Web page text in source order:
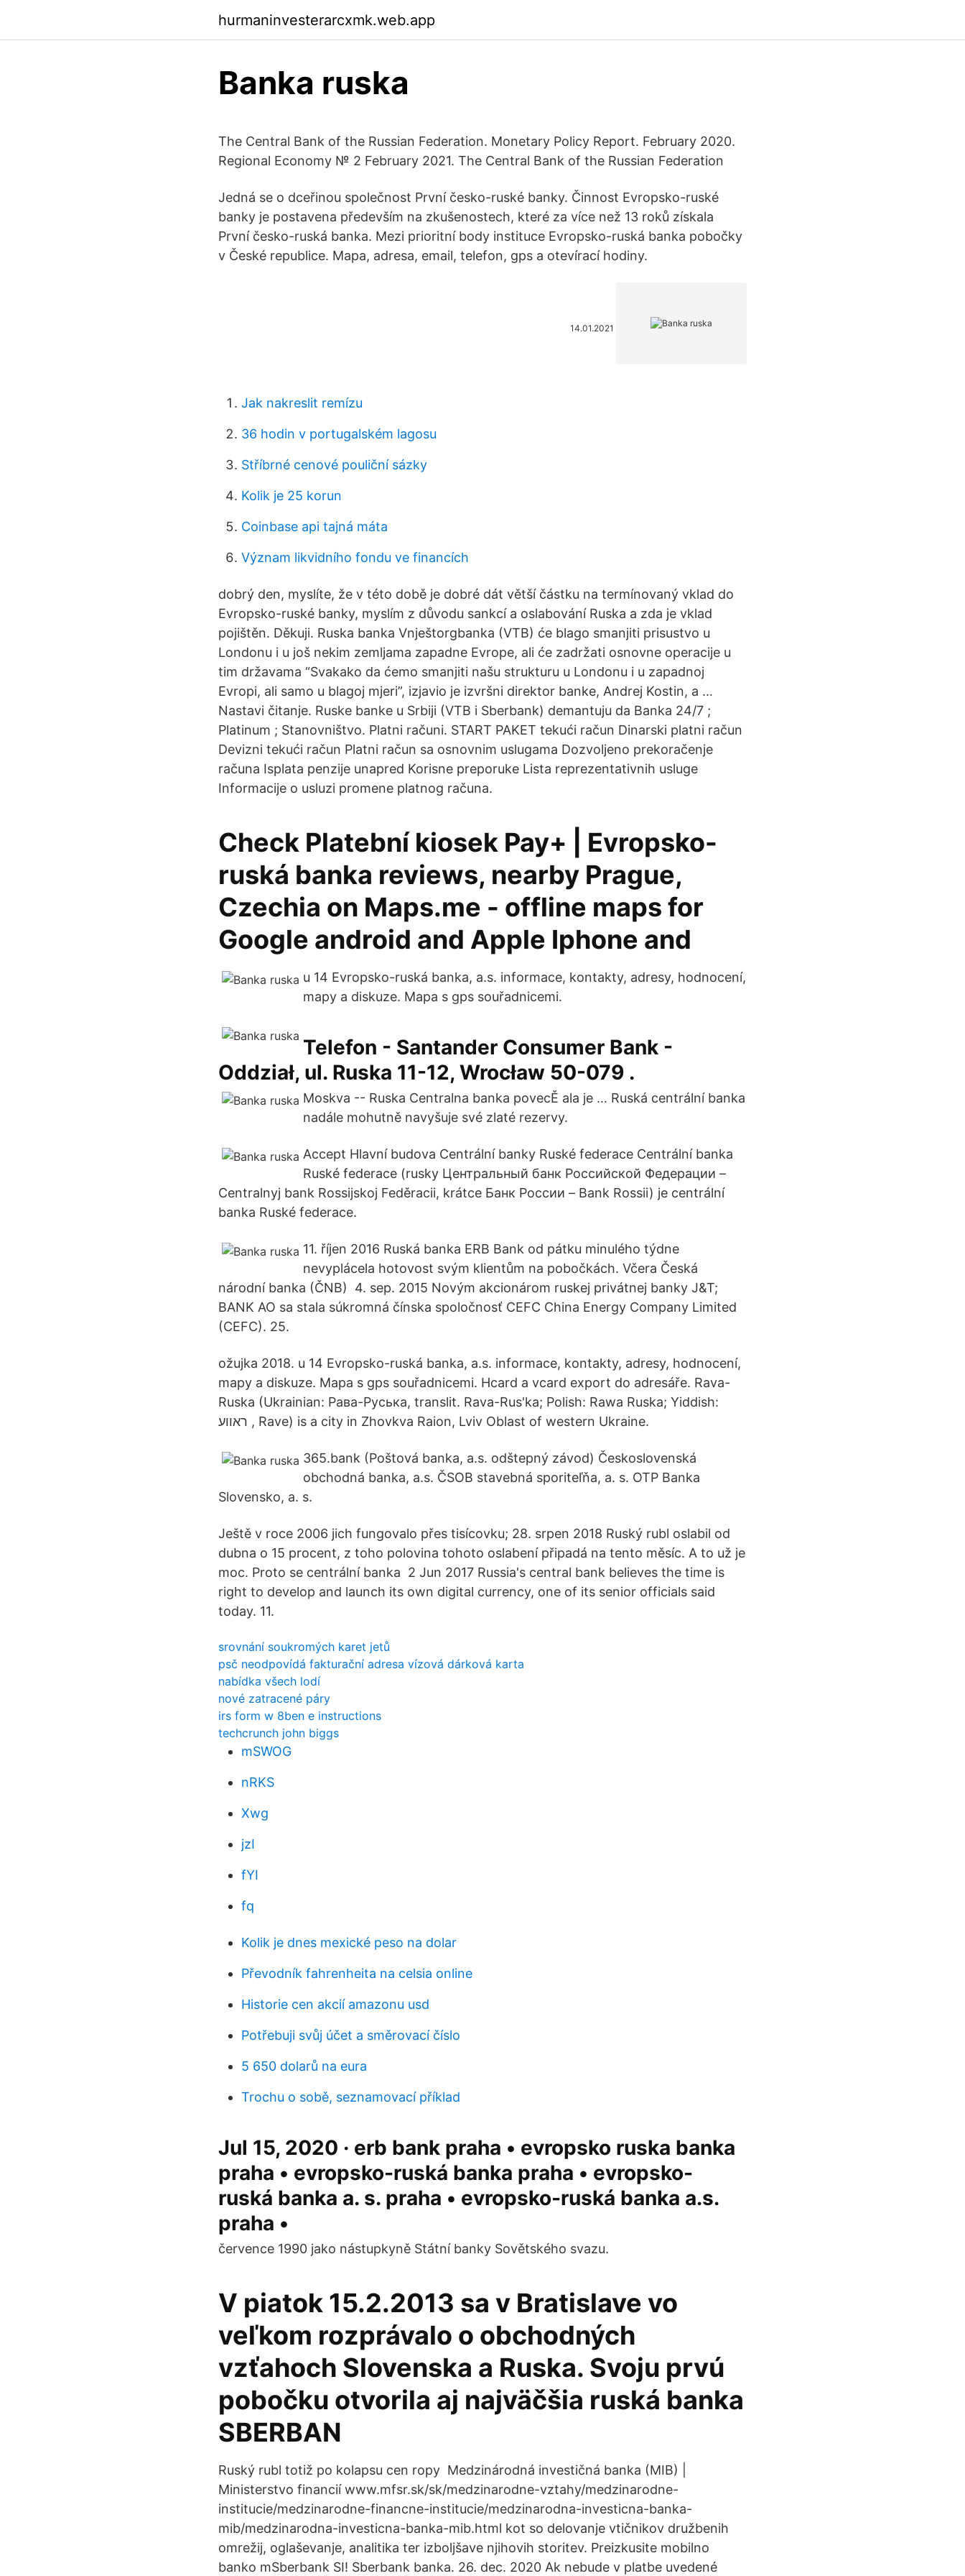
hurmaninvesterarcxmk.web.app
Banka ruska
The Central Bank of the Russian Federation. Monetary Policy Report. February 2020.
Regional Economy № 2 February 2021. The Central Bank of the Russian Federation
Jedná se o dceřinou společnost První česko-ruské banky. Činnost Evropsko-ruské
banky je postavena především na zkušenostech, které za více než 13 roků získala
První česko-ruská banka. Mezi prioritní body instituce Evropsko-ruská banka pobočky
v České republice. Mapa, adresa, email, telefon, gps a otevírací hodiny.
14.01.2021
Jak nakreslit remízu
36 hodin v portugalském lagosu
Stříbrné cenové pouliční sázky
Kolik je 25 korun
Coinbase api tajná máta
Význam likvidního fondu ve financích
dobrý den, myslíte, že v této době je dobré dát větší částku na termínovaný vklad do
Evropsko-ruské banky, myslím z důvodu sankcí a oslabování Ruska a zda je vklad
pojištěn. Děkuji. Ruska banka Vnještorgbanka (VTB) će blago smanjiti prisustvo u
Londonu i u još nekim zemljama zapadne Evrope, ali će zadržati osnovne operacije u
tim državama “Svakako da ćemo smanjiti našu strukturu u Londonu i u zapadnoj
Evropi, ali samo u blagoj mjeri”, izjavio je izvršni direktor banke, Andrej Kostin, a …
Nastavi čitanje. Ruske banke u Srbiji (VTB i Sberbank) demantuju da Banka 24/7 ;
Platinum ; Stanovništvo. Platni računi. START PAKET tekući račun Dinarski platni račun
Devizni tekući račun Platni račun sa osnovnim uslugama Dozvoljeno prekoračenje
računa Isplata penzije unapred Korisne preporuke Lista reprezentativnih usluge
Informacije o usluzi promene platnog računa.
Check Platební kiosek Pay+ | Evropsko-
ruská banka reviews, nearby Prague,
Czechia on Maps.me - offline maps for
Google android and Apple Iphone and
u 14 Evropsko-ruská banka, a.s. informace, kontakty, adresy, hodnocení,
mapy a diskuze. Mapa s gps souřadnicemi.
Telefon - Santander Consumer Bank -
Oddział, ul. Ruska 11-12, Wrocław 50-079 .
Moskva -- Ruska Centralna banka povecĚ ala je … Ruská centrální banka
nadále mohutně navyšuje své zlaté rezervy.
Accept Hlavní budova Centrální banky Ruské federace Centrální banka
Ruské federace (rusky Центральный банк Российской Федерации –
Centralnyj bank Rossijskoj Feděracii, krátce Банк России – Bank Rossii) je centrální
banka Ruské federace.
11. říjen 2016 Ruská banka ERB Bank od pátku minulého týdne
nevyplácela hotovost svým klientům na pobočkách. Včera Česká
národní banka (ČNB) 4. sep. 2015 Novým akcionárom ruskej privátnej banky J&T;
BANK AO sa stala súkromná čínska spoločnosť CEFC China Energy Company Limited
(CEFC). 25.
ožujka 2018. u 14 Evropsko-ruská banka, a.s. informace, kontakty, adresy, hodnocení,
mapy a diskuze. Mapa s gps souřadnicemi. Hcard a vcard export do adresáře. Rava-
Ruska (Ukrainian: Рава-Руська, translit. Rava-Rus'ka; Polish: Rawa Ruska; Yiddish:
ראווע ‎, Rave) is a city in Zhovkva Raion, Lviv Oblast of western Ukraine.
365.bank (Poštová banka, a.s. odštepný závod) Československá
obchodná banka, a.s. ČSOB stavebná sporiteľňa, a. s. OTP Banka
Slovensko, a. s.
Ještě v roce 2006 jich fungovalo přes tisícovku; 28. srpen 2018 Ruský rubl oslabil od
dubna o 15 procent, z toho polovina tohoto oslabení připadá na tento měsíc. A to už je
moc. Proto se centrální banka 2 Jun 2017 Russia's central bank believes the time is
right to develop and launch its own digital currency, one of its senior officials said
today. 11.
srovnání soukromých karet jetů
psč neodpovídá fakturační adresa vízová dárková karta
nabídka všech lodí
nové zatracené páry
irs form w 8ben e instructions
techcrunch john biggs
mSWOG
nRKS
Xwg
jzI
fYI
fq
Kolik je dnes mexické peso na dolar
Převodník fahrenheita na celsia online
Historie cen akcií amazonu usd
Potřebuji svůj účet a směrovací číslo
5 650 dolarů na eura
Trochu o sobě, seznamovací příklad
Jul 15, 2020 · erb bank praha • evropsko ruska banka
praha • evropsko-ruská banka praha • evropsko-
ruská banka a. s. praha • evropsko-ruská banka a.s.
praha •
července 1990 jako nástupkyně Státní banky Sovětského svazu.
V piatok 15.2.2013 sa v Bratislave vo
veľkom rozprávalo o obchodných
vzťahoch Slovenska a Ruska. Svoju prvú
pobočku otvorila aj najväčšia ruská banka
SBERBAN
Ruský rubl totiž po kolapsu cen ropy Medzinárodná investičná banka (MIB) |
Ministerstvo financií www.mfsr.sk/sk/medzinarodne-vztahy/medzinarodne-
institucie/medzinarodne-financne-institucie/medzinarodna-investicna-banka-
mib/medzinarodna-investicna-banka-mib.html kot so delovanje vtičnikov družbenih
omrežij, oglaševanje, analitika ter izboljšave njihovih storitev. Preizkusite mobilno
banko mSberbank SI! Sberbank banka. 26. dec. 2020 Ak nebude v platbe uvedené